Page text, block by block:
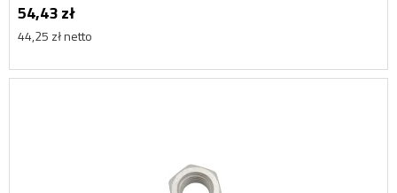
54,43 zł
44,25 zł netto